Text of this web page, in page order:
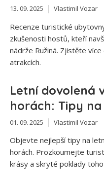
13. 09. 2025 Vlastimil Vozar
Recenze turistické
zkušenosti hostů, kteří
nádrže Ružiná. Zjistěte
atrakcích.
Letní dovolená
horách: Tipy
01. 09. 2025 Vlastimil Vozar
Objevte nejlepší tipy na
horách. Prozkoumejte
krásy a skryté poklady